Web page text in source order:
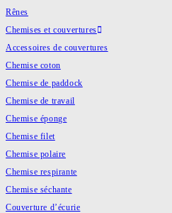
Rênes
Chemises et couvertures
Accessoires de couvertures
Chemise coton
Chemise de paddock
Chemise de travail
Chemise éponge
Chemise filet
Chemise polaire
Chemise respirante
Chemise séchante
Couverture d’écurie